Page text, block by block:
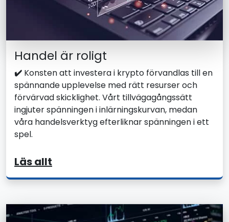
Handel är roligt
✔️ Konsten att investera i krypto förvandlas till en
spännande upplevelse med rätt resurser och
förvärvad skicklighet. Vårt tillvägagångssätt
ingjuter spänningen i inlärningskurvan, medan
våra handelsverktyg efterliknar spänningen i ett
spel.
Läs allt